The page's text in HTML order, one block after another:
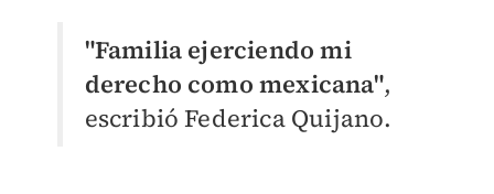
"Familia ejerciendo mi
derecho como mexicana",
escribió Federica Quijano.